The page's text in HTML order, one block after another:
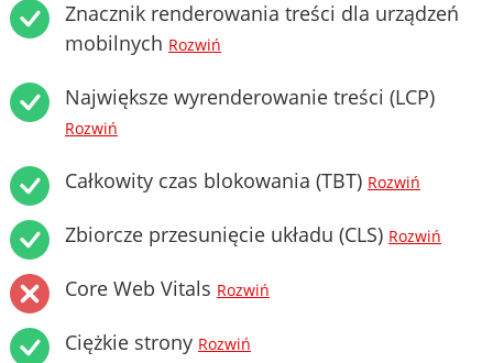
Znacznik renderowania treści dla urządzeń
mobilnych Rozwiń
Największe wyrenderowanie treści (LCP)
Rozwiń
Całkowity czas blokowania (TBT) Rozwiń
Zbiorcze przesunięcie układu (CLS) Rozwiń
Core Web Vitals Rozwiń
Ciężkie strony Rozwiń